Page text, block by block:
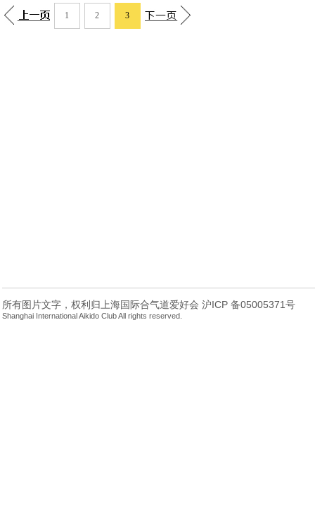
1 2 3
所有图片文字，权利归上海国际合气道爱好会 沪ICP 备05005371号
Shanghai International Aikido Club All rights reserved.